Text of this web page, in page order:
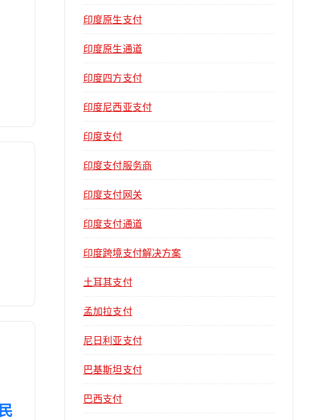
印度原生支付
印度原生通道
印度四方支付
印度尼西亚支付
印度支付
印度支付服务商
印度支付网关
印度支付通道
印度跨境支付解决方案
土耳其支付
孟加拉支付
尼日利亚支付
巴基斯坦支付
巴西支付